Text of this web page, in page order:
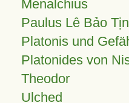
Menalchius
Paulus Lê Bảo
Platonis und
Platonides von
Theodor
Ulched